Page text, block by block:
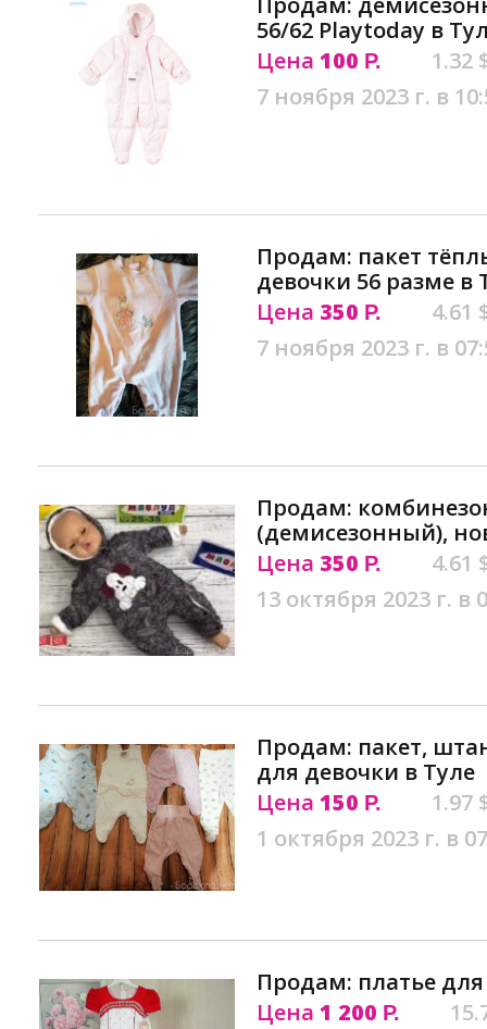
56/62 Playtoday в
Цена 100 Р.
1.32
7 ноября 2023 г. в
Продам: пакет
девочки 56 разме в
Цена 350 Р.
4.61
7 ноября 2023 г. в
Продам:
(демисезонный),
Цена 350 Р.
4.61
13 октября 2023 г. в
Продам: пакет,
для девочки в Туле
Цена 150 Р.
1.97
1 октября 2023 г. в
Продам: платье
Цена 1 200 Р.